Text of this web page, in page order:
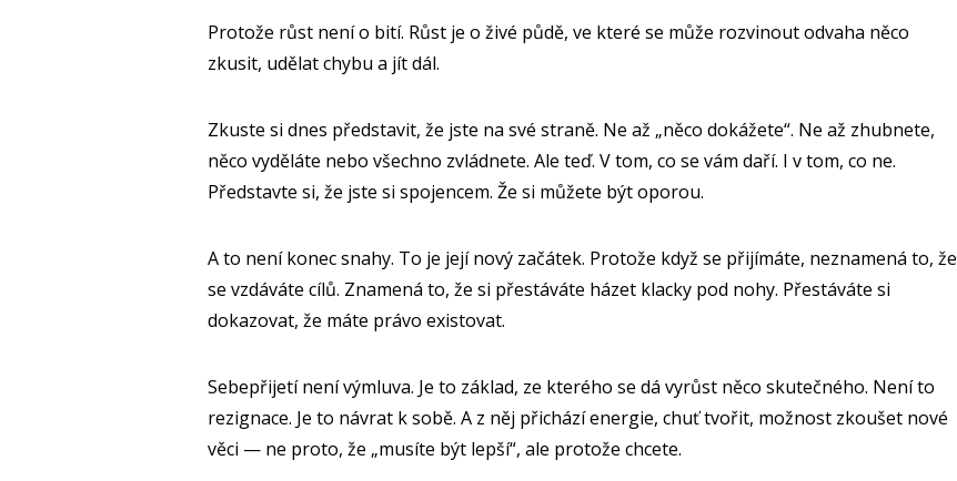
Protože růst není o bití. Růst je o živé půdě, ve které se může rozvinout odvaha něco
zkusit, udělat chybu a jít dál.
Zkuste si dnes představit, že jste na své straně. Ne až „něco dokážete“. Ne až zhubnete,
něco vyděláte nebo všechno zvládnete. Ale teď. V tom, co se vám daří. I v tom, co ne.
Představte si, že jste si spojencem. Že si můžete být oporou.
A to není konec snahy. To je její nový začátek. Protože když se přijímáte, neznamená to, že
se vzdáváte cílů. Znamená to, že si přestáváte házet klacky pod nohy. Přestáváte si
dokazovat, že máte právo existovat.
Sebepřijetí není výmluva. Je to základ, ze kterého se dá vyrůst něco skutečného. Není to
rezignace. Je to návrat k sobě. A z něj přichází energie, chuť tvořit, možnost zkoušet nové
věci — ne proto, že „musíte být lepší“, ale protože chcete.